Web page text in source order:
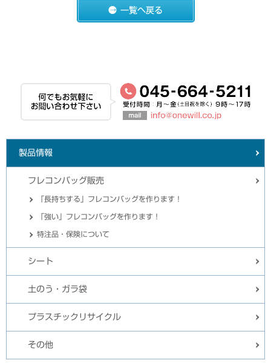
製品情報
フレコンバッグ販売
「長持ちする」フレコンバッグを作ります！
「強い」フレコンバッグを作ります！
特注品・保険について
シート
土のう・ガラ袋
プラスチックリサイクル
その他